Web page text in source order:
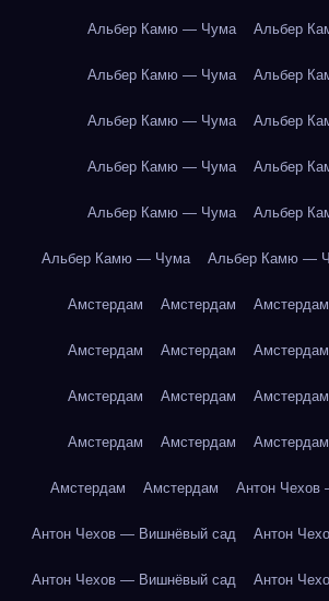
Альбер Камю — Чума Альбер
Альбер Камю — Чума Альбер
Альбер Камю — Чума Альбер
Альбер Камю — Чума Альбер
Альбер Камю — Чума Альбер
Альбер Камю — Чума Альбер Камю —
Амстердам Амстердам Амстердам
Амстердам Амстердам Амстердам
Амстердам Амстердам Амстердам
Амстердам Амстердам Амстердам
Амстердам Амстердам Антон
Антон Чехов — Вишнёвый сад Антон
Антон Чехов — Вишнёвый сад Антон